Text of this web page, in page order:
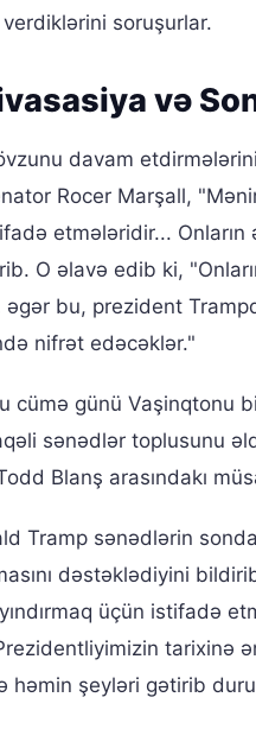
soruşurlar.
və
davam
Rocer Marşall,
etmələridir...
O əlavə edib ki,
bu, prezident
nifrət edəcəklər."
cümə günü Vaşinqtonu
sənədlər toplusunu
Blanş arasındakı
Tramp sənədlərin
dəstəklədiyini
üçün istifadə
tarixinə
həmin şeyləri gətirib